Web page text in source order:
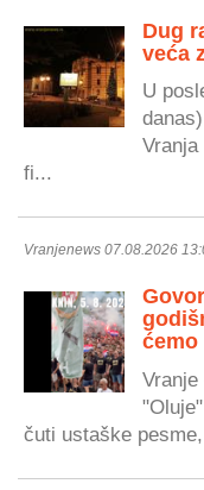
Dug
veća
U
fi...
Vranjenews 07.08.2026
ćemo
čuti ustaške